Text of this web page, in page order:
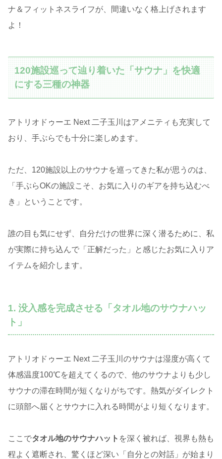
ナ＆フィットネスライフが、間違いなく格上げされます
よ！
120施設巡って辿り着いた「サウナ」を快適
にする三種の神器
アトリオドゥーエ Next 二子玉川はアメニティも充実して
おり、手ぶらでも十分に楽しめます。
ただ、120施設以上のサウナを巡ってきた私が思うのは、
「手ぶらOKの施設こそ、お気に入りのギアを持ち込むべ
き」ということです。
誰の目も気にせず、自分だけの世界に深く潜るために、私
が実際に持ち込んで「正解だった」と感じたお気に入りア
イテムを紹介します。
1. 没入感を完成させる「タオル地のサウナハッ
ト」
アトリオドゥーエ Next 二子玉川のサウナは湿度が高くて
体感温度100℃を超えてくるので、他のサウナよりも少し
サウナの滞在時間が短くなりがちです。熱気がダイレクト
に頭部へ届くとサウナに入れる時間がより短くなります。
ここでタオル地のサウナハット を深く被れば、視界も熱も
程よく遮断され、驚くほど深い「自分との対話」が始まり